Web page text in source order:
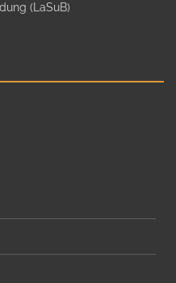
(LaSuB)